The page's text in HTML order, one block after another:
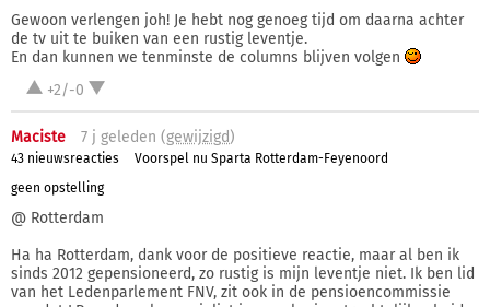
Gewoon verlengen joh! Je hebt nog genoeg tijd om daarna achter
de tv uit te buiken van een rustig leventje.
En dan kunnen we tenminste de columns blijven volgen
+2/-0
Maciste 7 j geleden (gewijzigd)
43 nieuwsreacties
Voorspel nu Sparta Rotterdam-Feyenoord
geen opstelling
@ Rotterdam
Ha ha Rotterdam, dank voor de positieve reactie, maar al ben ik
sinds 2012 gepensioneerd, zo rustig is mijn leventje niet. Ik ben lid
van het Ledenparlement FNV, zit ook in de pensioencommissie